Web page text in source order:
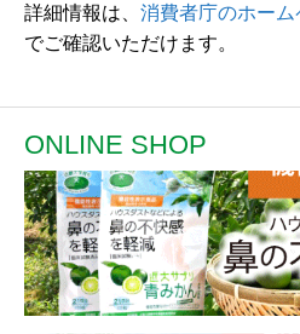
詳細情報は、 消費者庁のホーム
でご確認いただけます。
ONLINE SHOP